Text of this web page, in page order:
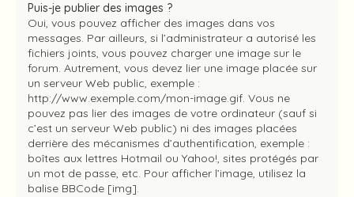
Puis-je publier des images ?
Oui, vous pouvez afficher des images dans vos
messages. Par ailleurs, si l’administrateur a autorisé les
fichiers joints, vous pouvez charger une image sur le
forum. Autrement, vous devez lier une image placée sur
un serveur Web public, exemple :
http://www.exemple.com/mon-image.gif. Vous ne
pouvez pas lier des images de votre ordinateur (sauf si
c’est un serveur Web public) ni des images placées
derrière des mécanismes d’authentification, exemple :
boîtes aux lettres Hotmail ou Yahoo!, sites protégés par
un mot de passe, etc. Pour afficher l’image, utilisez la
balise BBCode [img].